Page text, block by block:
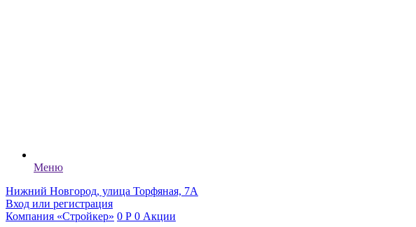
Меню
Нижний Новгород, улица Торфяная, 7А
Вход или регистрация
Компания «Стройкер» 0 Р 0 Акции